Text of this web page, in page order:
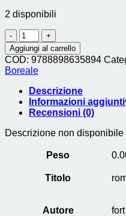
2 disponibili
romance
of
freemasonry
(the)
quantità
Aggiungi al carrello
COD: 9788898635894
Boreale
Descrizione
Informazioni
Recensioni (0)
Descrizione non disponibile
Peso
Titolo
Autore